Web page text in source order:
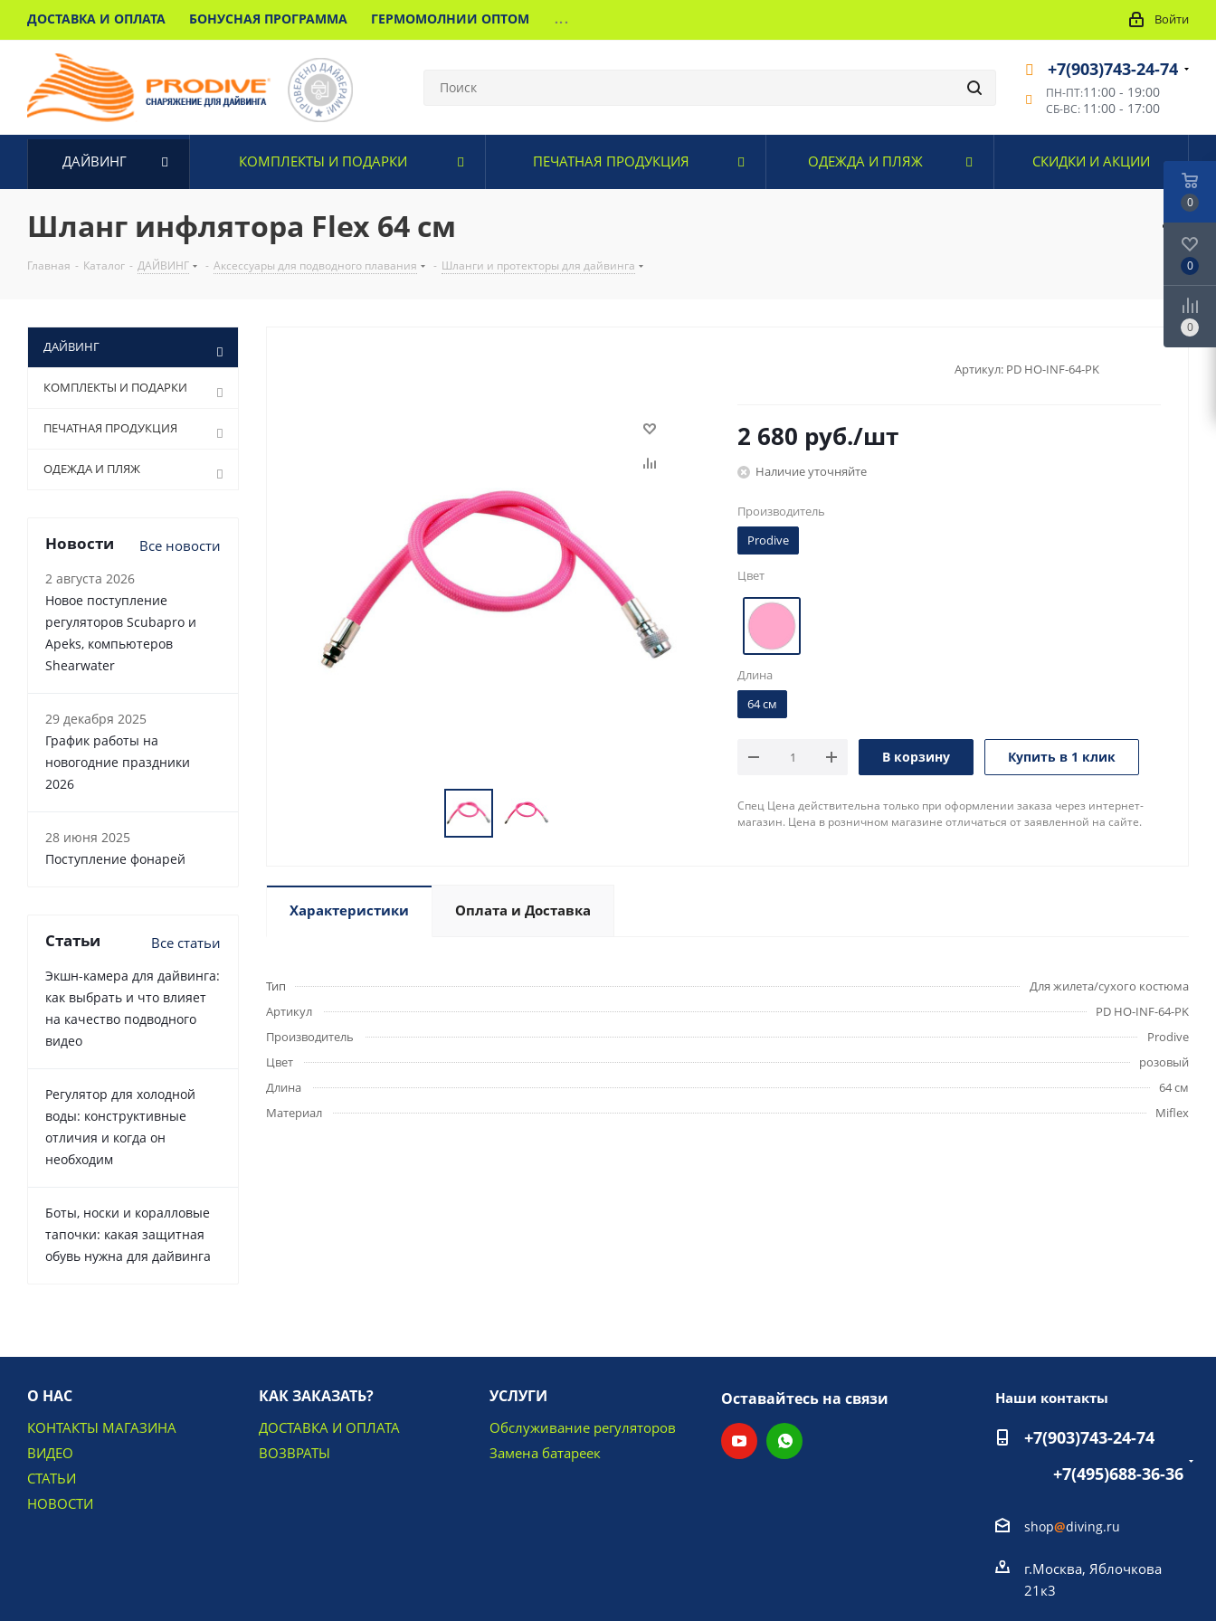
ДОСТАВКА И ОПЛАТА БОНУСНАЯ ПРОГРАММА ГЕРМОМОЛНИИ ОПТОМ ... Войти
+7(903)743-24-74
ПН-ПТ:11:00 - 19:00
СБ-ВС: 11:00 - 17:00
ДАЙВИНГ КОМПЛЕКТЫ И ПОДАРКИ ПЕЧАТНАЯ ПРОДУКЦИЯ ОДЕЖДА И ПЛЯЖ СКИДКИ И АКЦИИ
Шланг инфлятора Flex 64 см
Главная - Каталог - ДАЙВИНГ - Аксессуары для подводного плавания - Шланги и протекторы для дайвинга
Артикул: PD HO-INF-64-PK
2 680 руб./шт
Наличие уточняйте
Производитель
Prodive
Цвет
Длина
64 см
В корзину Купить в 1 клик
Спец Цена действительна только при оформлении заказа через интернет-
магазин. Цена в розничном магазине отличаться от заявленной на сайте.
Характеристики Оплата и Доставка
Тип
Для жилета/сухого костюма
Артикул
PD HO-INF-64-PK
Производитель
Prodive
Цвет
розовый
Длина
64 см
Материал
Miflex
ДАЙВИНГ
КОМПЛЕКТЫ И ПОДАРКИ
ПЕЧАТНАЯ ПРОДУКЦИЯ
ОДЕЖДА И ПЛЯЖ
Новости Все новости
2 августа 2026
Новое поступление
регуляторов Scubapro и
Apeks, компьютеров
Shearwater
29 декабря 2025
График работы на
новогодние праздники
2026
28 июня 2025
Поступление фонарей
Статьи Все статьи
Экшн-камера для дайвинга:
как выбрать и что влияет
на качество подводного
видео
Регулятор для холодной
воды: конструктивные
отличия и когда он
необходим
Боты, носки и коралловые
тапочки: какая защитная
обувь нужна для дайвинга
О НАС
КОНТАКТЫ МАГАЗИНА
ВИДЕО
СТАТЬИ
НОВОСТИ
КАК ЗАКАЗАТЬ?
ДОСТАВКА И ОПЛАТА
ВОЗВРАТЫ
УСЛУГИ
Обслуживание регуляторов
Замена батареек
Оставайтесь на связи Наши контакты
+7(903)743-24-74
+7(495)688-36-36
shop@diving.ru
г.Москва, Яблочкова
21к3
0
0
0